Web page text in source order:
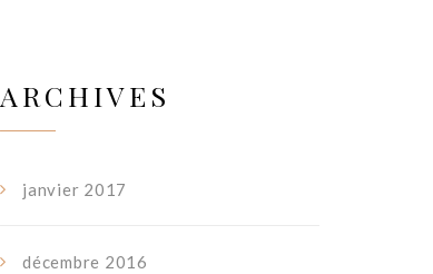
ARCHIVES
janvier 2017
décembre 2016